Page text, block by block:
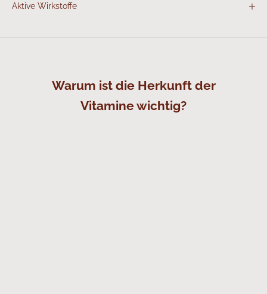
Aktive Wirkstoffe
Warum ist die Herkunft der
Vitamine wichtig?